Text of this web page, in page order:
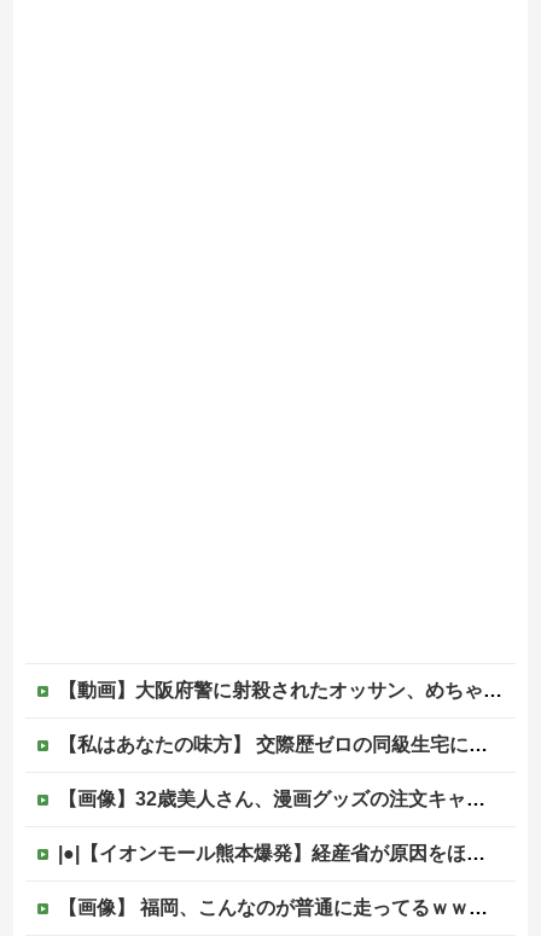
【動画】大阪府警に射殺されたオッサン、めちゃめちゃ苦しそうに死ぬ
【私はあなたの味方】 交際歴ゼロの同級生宅に唐揚げや文庫本を20回以上届けた24歳女を逮捕
【画像】32歳美人さん、漫画グッズの注文キャンセルを43億円分繰り返しまくり逮捕
|●|【イオンモール熊本爆発】経産省が原因をほぼ特定、全国の大規模施設でガス供給設備の点検要請にまで発展する事態に・・・【PICKUP】
【画像】 福岡、こんなのが普通に走ってるｗｗｗｗｗｗｗｗｗｗｗｗｗｗｗｗｗｗｗｗｗｗｗｗｗｗｗｗｗｗｗｗｗｗｗｗｗｗｗｗ